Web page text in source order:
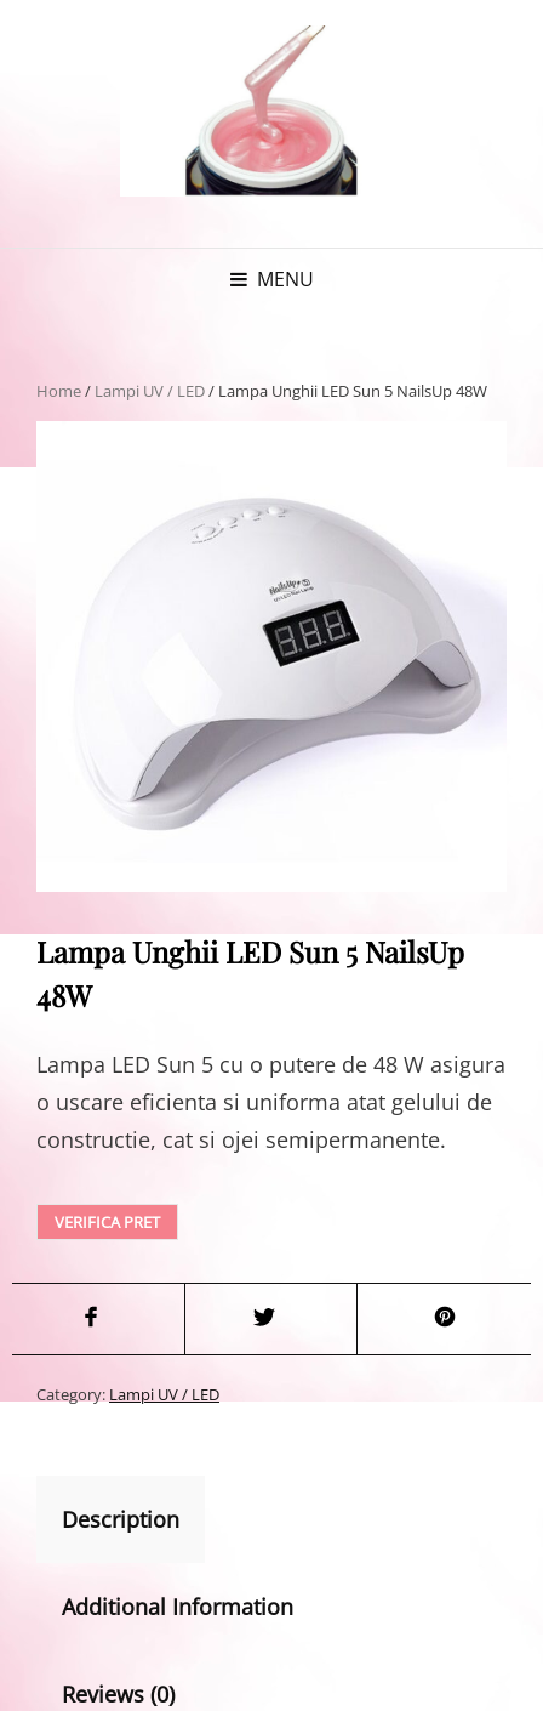
MENU
Home/ Lampi UV / LED/ Lampa Unghii LED Sun 5 NailsUp 48W
Lampa Unghii LED Sun 5 NailsUp
48W
Lampa LED Sun 5 cu o putere de 48 W asigura
o uscare eficienta si uniforma atat gelului de
constructie, cat si ojei semipermanente.
VERIFICA PRET
Category: Lampi UV / LED
Description
Additional Information
Reviews (0)